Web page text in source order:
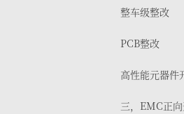
整车级整改
PCB整改
高性能元器件
三，EMC正